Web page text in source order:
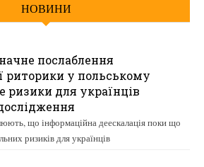
НОВИНИ
послаблення
риторики у польському
ризики для українців
що інформаційна деескалація поки що
ризиків для українців